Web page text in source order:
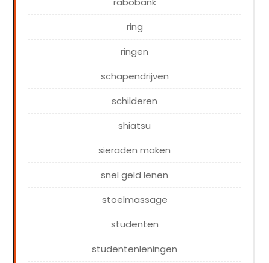
ring
ringen
schapendrijven
schilderen
shiatsu
sieraden maken
snel geld lenen
stoelmassage
studenten
studentenleningen